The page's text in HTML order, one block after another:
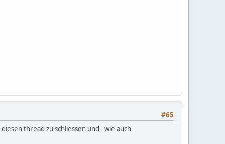
#65
thread zu schliessen und - wie auch